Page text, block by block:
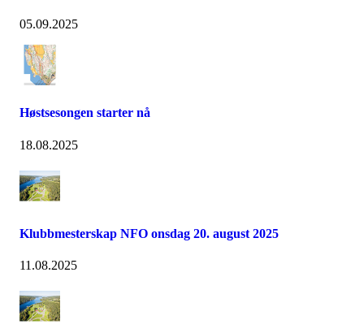
05.09.2025
Høstsesongen starter nå
18.08.2025
Klubbmesterskap NFO onsdag 20. august 2025
11.08.2025